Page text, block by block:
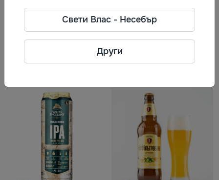
Фирма: Опілля
Телефон: +380 (67) 352 72 52
Адрес: Украйна, гр. Тернопол, ул.
Свети Влас - Несебър
Други